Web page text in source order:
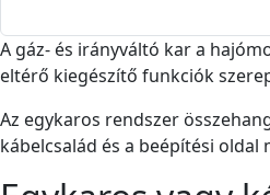
A gáz- és irányváltó kar a
eltérő kiegészítő funkciók
Az egykaros rendszer
kábelcsalád és a beépítési oldal